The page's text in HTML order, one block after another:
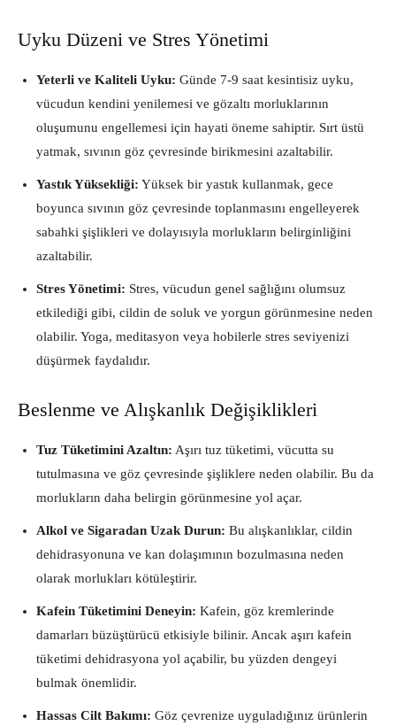
Uyku Düzeni ve Stres Yönetimi
Yeterli ve Kaliteli Uyku: Günde 7-9 saat kesintisiz uyku,
vücudun kendini yenilemesi ve gözaltı morluklarının
oluşumunu engellemesi için hayati öneme sahiptir. Sırt üstü
yatmak, sıvının göz çevresinde birikmesini azaltabilir.
Yastık Yüksekliği: Yüksek bir yastık kullanmak, gece
boyunca sıvının göz çevresinde toplanmasını engelleyerek
sabahki şişlikleri ve dolayısıyla morlukların belirginliğini
azaltabilir.
Stres Yönetimi: Stres, vücudun genel sağlığını olumsuz
etkilediği gibi, cildin de soluk ve yorgun görünmesine neden
olabilir. Yoga, meditasyon veya hobilerle stres seviyenizi
düşürmek faydalıdır.
Beslenme ve Alışkanlık Değişiklikleri
Tuz Tüketimini Azaltın: Aşırı tuz tüketimi, vücutta su
tutulmasına ve göz çevresinde şişliklere neden olabilir. Bu da
morlukların daha belirgin görünmesine yol açar.
Alkol ve Sigaradan Uzak Durun: Bu alışkanlıklar, cildin
dehidrasyonuna ve kan dolaşımının bozulmasına neden
olarak morlukları kötüleştirir.
Kafein Tüketimini Deneyin: Kafein, göz kremlerinde
damarları büzüştürücü etkisiyle bilinir. Ancak aşırı kafein
tüketimi dehidrasyona yol açabilir, bu yüzden dengeyi
bulmak önemlidir.
Hassas Cilt Bakımı: Göz çevrenize uyguladığınız ürünlerin